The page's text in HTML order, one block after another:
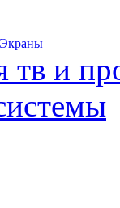
Экраны
тв и